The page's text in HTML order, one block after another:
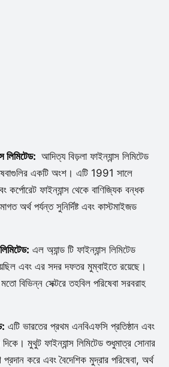
লিমিটেড: আদিত্য বিড়লা ফাইন্যান্স লিমিটেড
একটি অংশ। এটি 1991 সালে
ফাইন্যান্স থেকে বাণিজ্যিক বন্ধক
অর্থ পর্যন্ত সুনির্দিষ্ট এবং কাস্টমাইজড
এল অ্যান্ড টি ফাইন্যান্স লিমিটেড
এবং এর সদর দফতর মুম্বাইতে রয়েছে।
বিভিন্ন সেক্টরে তহবিল পরিষেবা সরবরাহ
এটি ভারতের প্রথম এনবিএফসি প্রতিষ্ঠান এবং
মুথুট ফাইন্যান্স লিমিটেড শুধুমাত্র সোনার
করে এবং বৈদেশিক মুদ্রার পরিষেবা, অর্থ